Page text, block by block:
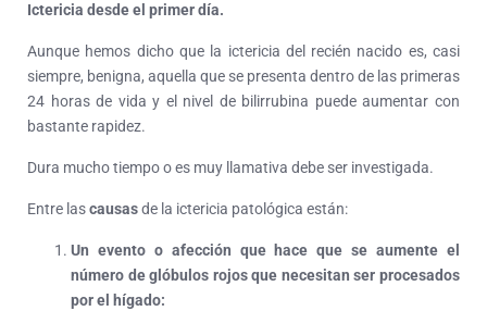
Ictericia desde el primer día.
Aunque hemos dicho que la ictericia del recién nacido es, casi
siempre, benigna, aquella que se presenta dentro de las primeras
24 horas de vida y el nivel de bilirrubina puede aumentar con
bastante rapidez.
Dura mucho tiempo o es muy llamativa debe ser investigada.
Entre lascausasde la ictericia patológica están:
Un evento o afección que hace que se aumente el
número de glóbulos rojos que necesitan ser procesados
por el hígado: